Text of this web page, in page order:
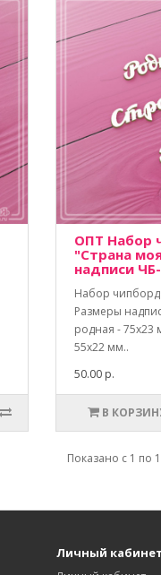
ОПТ Набор
"Страна
надписи
Набор
Размеры
родная - 75х23
55х22 мм..
50.00 р.
В
Показано с 1 по
Личный